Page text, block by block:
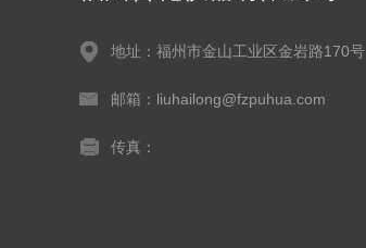
地址：福州市金山工业区金岩路170号
邮箱：liuhailong@fzpuhua.com
传真：